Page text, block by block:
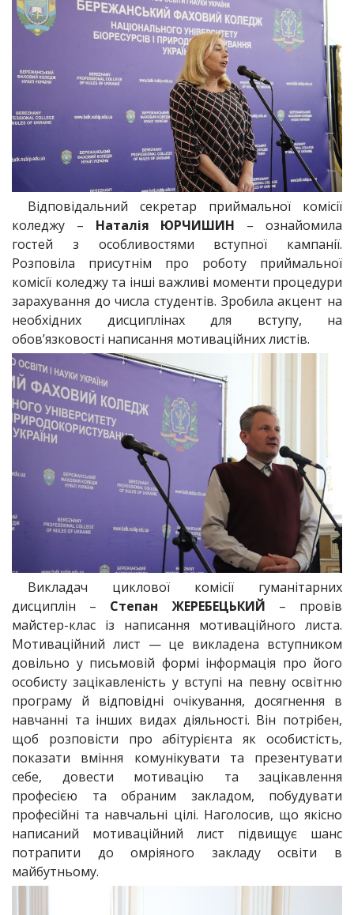
Відповідальний секретар приймальної комісії
коледжу – Наталія ЮРЧИШИН – ознайомила
гостей з особливостями вступної кампанії.
Розповіла присутнім про роботу приймальної
комісії коледжу та інші важливі моменти процедури
зарахування до числа студентів. Зробила акцент на
необхідних дисциплінах для вступу, на
обов’язковості написання мотиваційних листів.
Викладач циклової комісії гуманітарних
дисциплін – Степан ЖЕРЕБЕЦЬКИЙ – провів
майстер-клас із написання мотиваційного листа.
Мотиваційний лист — це викладена вступником
довільно у письмовій формі інформація про його
особисту зацікавленість у вступі на певну освітню
програму й відповідні очікування, досягнення в
навчанні та інших видах діяльності. Він потрібен,
щоб розповісти про абітурієнта як особистість,
показати вміння комунікувати та презентувати
себе, довести мотивацію та зацікавлення
професією та обраним закладом, побудувати
професійні та навчальні цілі. Наголосив, що якісно
написаний мотиваційний лист підвищує шанс
потрапити до омріяного закладу освіти в
майбутньому.